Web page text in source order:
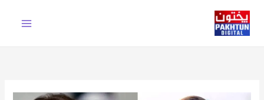
content